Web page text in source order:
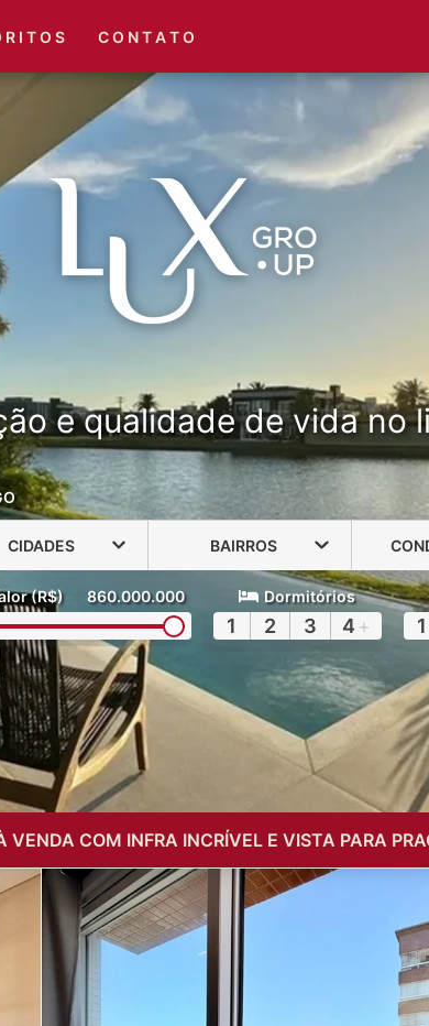
(51) 3416-6660
R I T O S C O N T A T O
e qualidade de vida no
CIDADES BAIRROS
(R$) 860.000.000 Dormitórios
1 2 3 4 + 1
VENDA COM INFRA INCRÍVEL E VISTA PARA